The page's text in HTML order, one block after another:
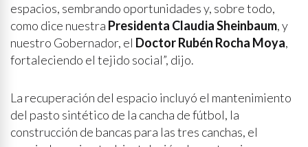
espacios, sembrando oportunidades y, sobre todo,
como dice nuestra Presidenta Claudia Sheinbaum, y
nuestro Gobernador, el Doctor Rubén Rocha Moya,
fortaleciendo el tejido social”, dijo.
La recuperación del espacio incluyó el mantenimiento
del pasto sintético de la cancha de fútbol, la
construcción de bancas para las tres canchas, el